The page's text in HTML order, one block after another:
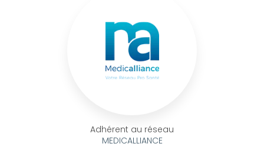
Adhérent au réseau
MEDICALLIANCE